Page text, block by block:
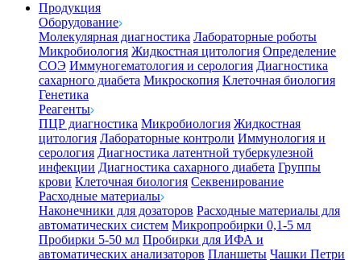
Продукция
Оборудование
Молекулярная диагностика Лабораторные роботы
Микробиология Жидкостная цитология Определение
СОЭ Иммуногематология и серология Диагностика
сахарного диабета Микроскопия Клеточная биология
Генетика
Реагенты
ПЦР диагностика Микробиология Жидкостная
цитология Лабораторные контроли Иммунология и
серология Диагностика латентной туберкулезной
инфекции Диагностика сахарного диабета Группы
крови Клеточная биология Секвенирование
Расходные материалы
Наконечники для дозаторов Расходные материалы для
автоматических систем Микропробирки 0,1-5 мл
Пробирки 5-50 мл Пробирки для ИФА и
автоматических анализаторов Планшеты Чашки Петри